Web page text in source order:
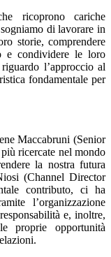
ricoprono cariche
di lavorare in
storie, comprendere
e condividere le loro
l’approccio al
fondamentale per
Maccabruni (Senior
ricercate nel mondo
la nostra futura
(Channel Director
contributo, ci ha
l’organizzazione
e, inoltre,
proprie opportunità